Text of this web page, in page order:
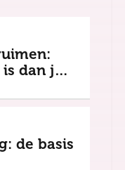
dan je
de basis